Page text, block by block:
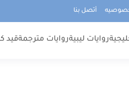
أتصل بنا
روايات ليبيةروايات مترجمةقيد